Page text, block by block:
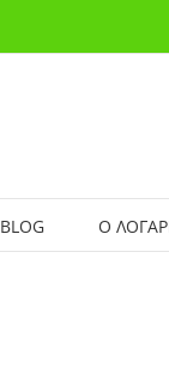
BLOG Ο